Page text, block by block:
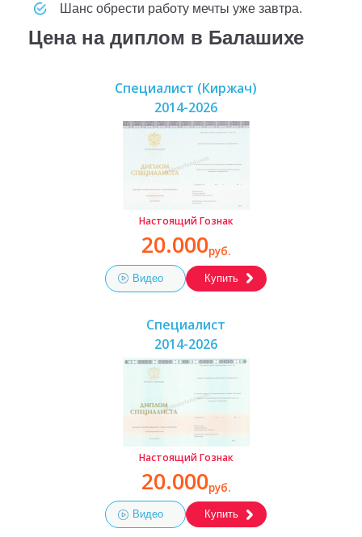
шанс обрести работу мечты уже завтра.
Цена на диплом в Балашихе
Специалист (Киржач)
2014-2026
Настоящий Гознак
20.000руб.
Видео Купить
Специалист
2014-2026
Настоящий Гознак
20.000руб.
Видео Купить